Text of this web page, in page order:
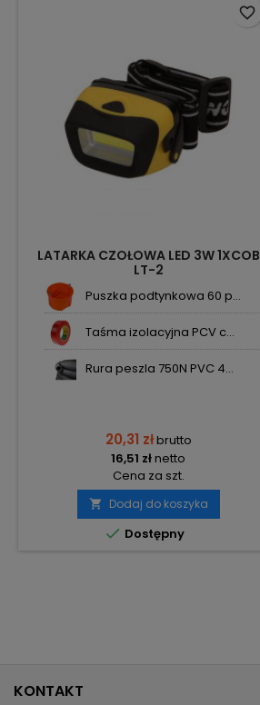
LATARKA CZOŁOWA LED 3W 1XCOB
LT-2
Puszka podtynkowa 60 p...
Taśma izolacyjna PCV c...
Rura peszla 750N PVC 4...
20,31 złbrutto
16,51 złnetto
Cena za szt.
 Dodaj do koszyka
 Dostępny
favorite_border
KONTAKT